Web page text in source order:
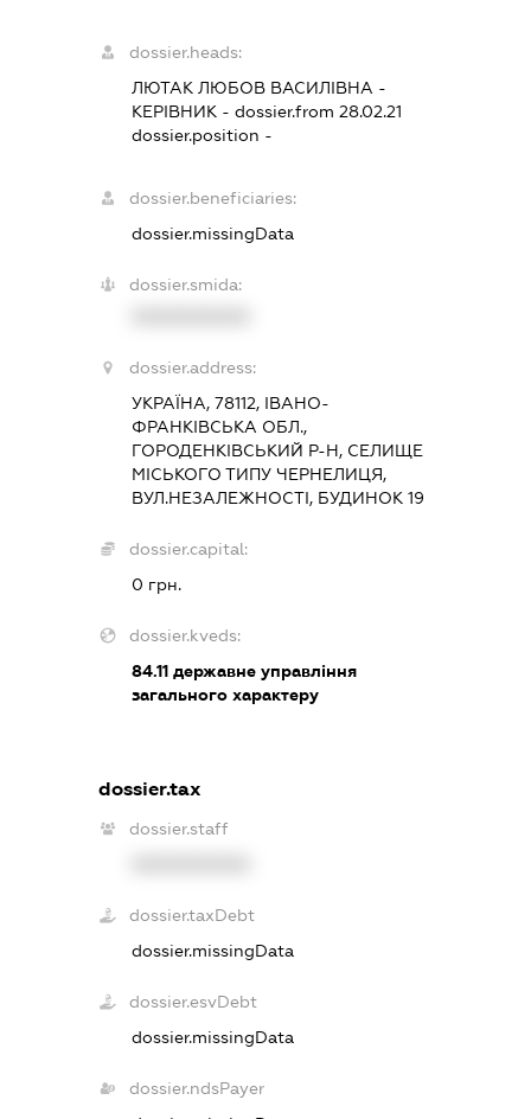
dossier.heads:
ЛЮТАК ЛЮБОВ ВАСИЛІВНА -
КЕРІВНИК - dossier.from 28.02.21
dossier.position -
dossier.beneficiaries:
dossier.missingData
dossier.smida:
dossier.address:
УКРАЇНА, 78112, ІВАНО-
ФРАНКІВСЬКА ОБЛ.,
ГОРОДЕНКІВСЬКИЙ Р-Н, СЕЛИЩЕ
МІСЬКОГО ТИПУ ЧЕРНЕЛИЦЯ,
ВУЛ.НЕЗАЛЕЖНОСТІ, БУДИНОК 19
dossier.capital:
0 грн.
dossier.kveds:
84.11державне управління
загального характеру
dossier.tax
dossier.staff
dossier.taxDebt
dossier.missingData
dossier.esvDebt
dossier.missingData
dossier.ndsPayer